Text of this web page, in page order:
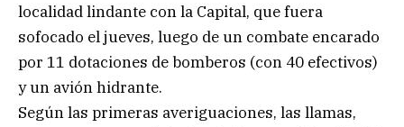
localidad lindante con la Capital, que fuera
sofocado el jueves, luego de un combate encarado
por 11 dotaciones de bomberos (con 40 efectivos)
y un avión hidrante.
Según las primeras averiguaciones, las llamas,